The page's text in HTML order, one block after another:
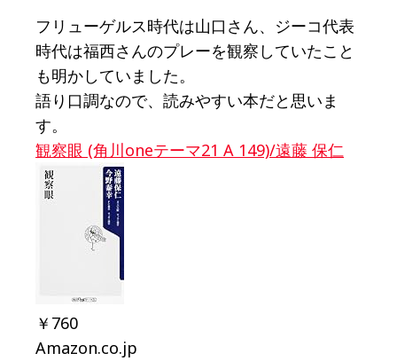
フリューゲルス時代は山口さん、ジーコ代表
時代は福西さんのプレーを観察していたこと
も明かしていました。
語り口調なので、読みやすい本だと思いま
す。
観察眼 (角川oneテーマ21 A 149)/遠藤 保仁
￥760
Amazon.co.jp